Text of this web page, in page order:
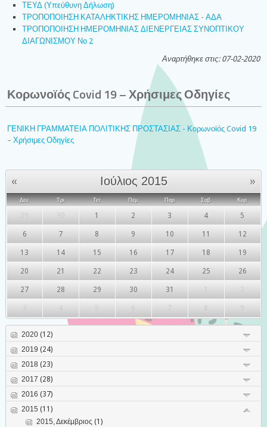
ΤΕΥΔ (Υπεύθυνη Δήλωση)
ΤΡΟΠΟΠΟΙΗΣΗ ΚΑΤΑΛΗΚΤΙΚΗΣ ΗΜΕΡΟΜΗΝΙΑΣ - ΑΔΑ
ΤΡΟΠΟΠΟΙΗΣΗ ΗΜΕΡΟΜΗΝΙΑΣ ΔΙΕΝΕΡΓΕΙΑΣ ΣΥΝΟΠΤΙΚΟΥ
ΔΙΑΓΩΝΙΣΜΟΥ Νο 2
Αναρτήθηκε στις: 07-02-2020
Κορωνοϊός Covid 19 – Χρήσιμες Οδηγίες
ΓΕΝΙΚΗ ΓΡΑΜΜΑΤΕΙΑ ΠΟΛΙΤΙΚΗΣ ΠΡΟΣΤΑΣΙΑΣ - Κορωνοϊός Covid 19
– Χρήσιμες Οδηγίες
« Ιούλιος 2015 »
Δευ Τρι Τετ Πεμ Παρ Σαβ Κυρ
29 30 1 2 3 4 5
6 7 8 9 10 11 12
13 14 15 16 17 18 19
20 21 22 23 24 25 26
27 28 29 30 31 2
3 4 5 6 7 8 9
2020 (12)
2019 (24)
2018 (23)
2017 (28)
2016 (37)
2015 (11)
2015, Δεκέμβριος (1)